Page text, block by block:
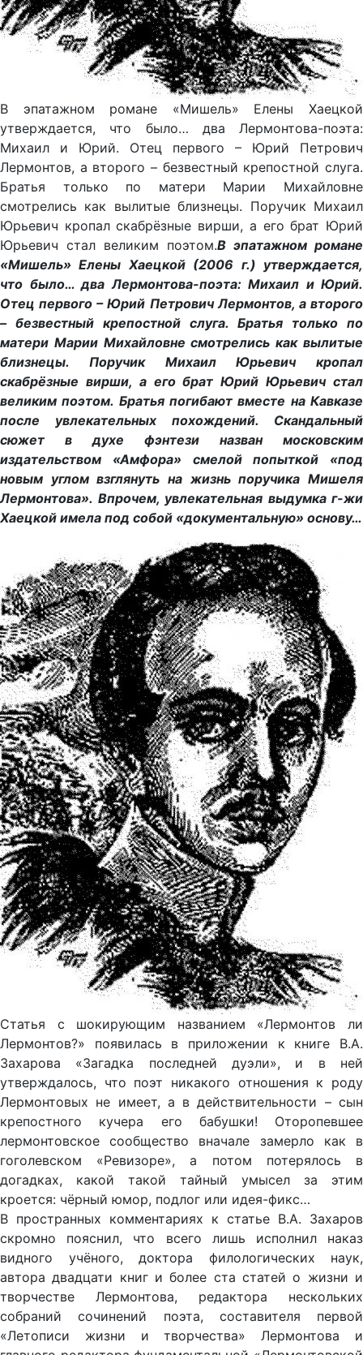
В эпатажном романе «Мишель» Елены Хаецкой
утверждается, что было… два Лермонтова-поэта:
Михаил и Юрий. Отец первого – Юрий Петрович
Лермонтов, а второго – безвестный крепостной слуга.
Братья только по матери Марии Михайловне
смотрелись как вылитые близнецы. Поручик Михаил
Юрьевич кропал скабрёзные вирши, а его брат Юрий
Юрьевич стал великим поэтом.В эпатажном романе
«Мишель» Елены Хаецкой (2006 г.) утверждается,
что было… два Лермонтова-поэта: Михаил и Юрий.
Отец первого – Юрий Петрович Лермонтов, а второго
– безвестный крепостной слуга. Братья только по
матери Марии Михайловне смотрелись как вылитые
близнецы. Поручик Михаил Юрьевич кропал
скабрёзные вирши, а его брат Юрий Юрьевич стал
великим поэтом. Братья погибают вместе на Кавказе
после увлекательных похождений. Скандальный
сюжет в духе фэнтези назван московским
издательством «Амфора» смелой попыткой «под
новым углом взглянуть на жизнь поручика Мишеля
Лермонтова». Впрочем, увлекательная выдумка г-жи
Хаецкой имела под собой «документальную» основу…
Статья с шокирующим названием «Лермонтов ли
Лермонтов?» появилась в приложении к книге В.А.
Захарова «Загадка последней дуэли», и в ней
утверждалось, что поэт никакого отношения к роду
Лермонтовых не имеет, а в действительности – сын
крепостного кучера его бабушки! Оторопевшее
лермонтовское сообщество вначале замерло как в
гоголевском «Ревизоре», а потом потерялось в
догадках, какой такой тайный умысел за этим
кроется: чёрный юмор, подлог или идея-фикс…
В пространных комментариях к статье В.А. Захаров
скромно пояснил, что всего лишь исполнил наказ
видного учёного, доктора филологических наук,
автора двадцати книг и более ста статей о жизни и
творчестве Лермонтова, редактора нескольких
собраний сочинений поэта, составителя первой
«Летописи жизни и творчества» Лермонтова и